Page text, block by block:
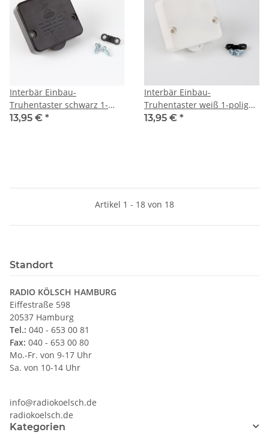
Interbär Einbau-
Truhentaster schwarz 1-
polig 250V/2A 50x52mm
13,95 € *
Interbär Einbau-
Truhentaster weiß 1-polig
250V/2A 50x52mm
13,95 € *
Artikel 1 - 18 von 18
Standort
RADIO KÖLSCH HAMBURG
Eiffestraße 598
20537 Hamburg
Tel.: 040 - 653 00 81
Fax: 040 - 653 00 80
Mo.-Fr. von 9-17 Uhr
Sa. von 10-14 Uhr
info@radiokoelsch.de
radiokoelsch.de
Kategorien